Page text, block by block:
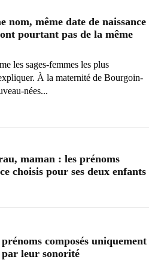
nom, même date de naissance
pourtant pas de la même
les sages-femmes les plus
À la maternité de Bourgoin-
nées...
maman : les prénoms
choisis pour ses deux enfants
composés uniquement
par leur sonorité